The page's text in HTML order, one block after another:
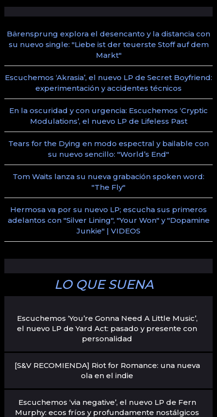
Bärensprung explora el desencanto y la distancia con
su nuevo single: "Liebe ist der teuerste Stoff auf dem
Markt"
Escuchemos ‘Akrasia’, el nuevo LP de Secret Boyfriend:
experimentación y accidentes técnicos
En la oscuridad y con urgencia: Escuchemos ‘Cryptic
Modulations’, el nuevo LP de Lifeless Past
Tears for the Dying en modo espectral y bailable con
su nuevo sencillo: "World’s End"
Tom Waits lanza su nueva grabación spoken word:
"The Fly"
Hermosa va por su nuevo LP; escucha sus primeros
adelantos con "Silver Lining", "Your Won" y "Dopamine
Junkie" | VIDEOS
LO QUE SUENA
Escuchemos ‘You’re Gonna Need A Little Music’,
el nuevo LP de Yard Act: pasado y presente con
personalidad
[S&V RECOMIENDA] Riot for Romance: una nueva
ola en el indie
Escuchemos ‘via negative’, el nuevo LP de Fern
Murphy: ecos fríos y profundamente nostálgicos